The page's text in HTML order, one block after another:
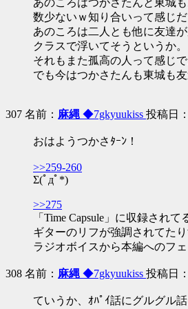
あのころはつかさたんと東城
数少ないｗ知り合いって感じだ
あのころは二人とも他に友達
クラスで浮いてそうというか。
それもまた孤高の人って感じ
でも今はつかさたんも東城も
307 名前： 麻縄 ◆7gkyuukiss 投稿日
おはようつかさﾀｰﾝ！
>>259-260
Σ(ﾟдﾟ*)
>>275
「Time Capsule」に収録され
ギターのリフが強調されてた
ラジオボイスから本編へのフ
308 名前： 麻縄 ◆7gkyuukiss 投稿日
ていうか、ｵﾊﾟｲ話にグルグル